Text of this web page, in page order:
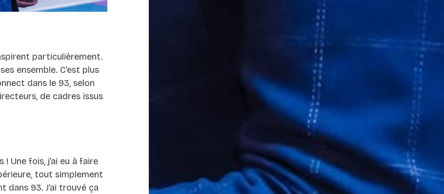
particulièrement.
ensemble. C’est plus
dans le 93, selon
de cadres issus
! Une fois, j’ai eu à faire
tout simplement
dans 93. J’ai trouvé ça